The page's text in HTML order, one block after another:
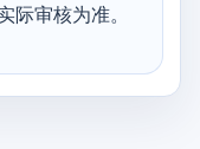
际审核为准。